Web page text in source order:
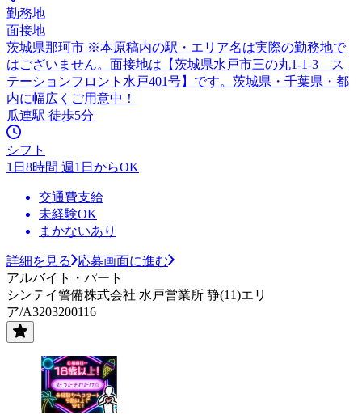
勤務地
面接地
茨城県那珂市 ※本原稿内の駅・エリア名は実際の勤務地で
はございません。面接地は【茨城県水戸市三の丸1-1-3 ス
テーションフロント水戸401号】です。茨城県・千葉県・都
内に幅広くご用意中！
瓜連駅 徒歩5分
シフト
1日8時間 週1日からOK
交通費支給
未経験OK
まかないあり
詳細を見る
応募画面に進む
アルバイト・パート
シンテイ警備株式会社 水戸営業所 静(11)エリ
ア/A3203200116